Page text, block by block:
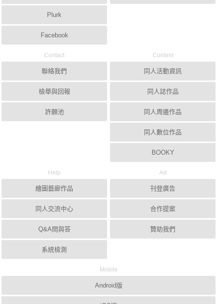
Plurk
Facebook
Contact
聯絡我們
檢舉與回報
許願池
Content
同人活動資訊
同人誌作品
同人周邊作品
同人數位作品
BOOKY
Help
繪圖藝廊作品
同人交流中心
Q&A問與答
系統檢測
Ad
刊登廣告
合作提案
贊助我們
Mobile
Android版